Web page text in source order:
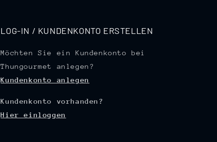
LOG-IN / KUNDENKONTO ERSTELLEN
Möchten Sie ein Kundenkonto bei
Thungourmet anlegen?
Kundenkonto anlegen
Kundenkonto vorhanden?
Hier einloggen